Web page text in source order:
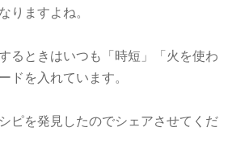
りますよね。
るときはいつも「時短」「火を使わ
ドを入れています。
ピを発見したのでシェアさせてくだ